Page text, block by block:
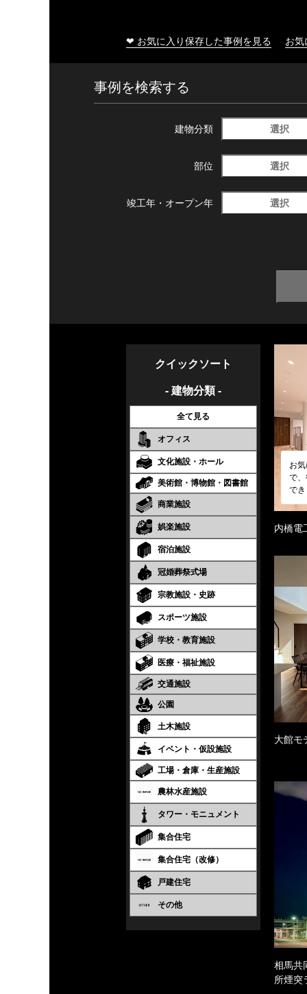
❤ お気に入り保存した事例を見る お
事例を検索する
建物分類 選択
部位 選択
竣工年・ オープン年 選択
クイックソート
- 建物分類 -
全て見る
オフィス
文化施設・ホール
美術館・博物館・図書館
商業施設
娯楽施設
宿泊施設
冠婚葬祭式場
宗教施設・史跡
スポーツ施設
学校・教育施設
医療・福祉施設
交通施設
公園
土木施設
イベント・仮設施設
工場・倉庫・生産施設
農林水産施設
タワー・モニュメント
集合住宅
集合住宅（改修）
戸建住宅
その他
お
で
で
内橋電
大館モ
相馬共
所煙突